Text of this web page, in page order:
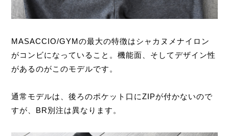
MASACCIO/GYMの最大の特徴はシャカヌメナイロン
がコンビになっていること。機能面、そしてデザイン性
があるのがこのモデルです。
通常モデルは、後ろのポケット口にZIPが付かないので
すが、BR別注は異なります。